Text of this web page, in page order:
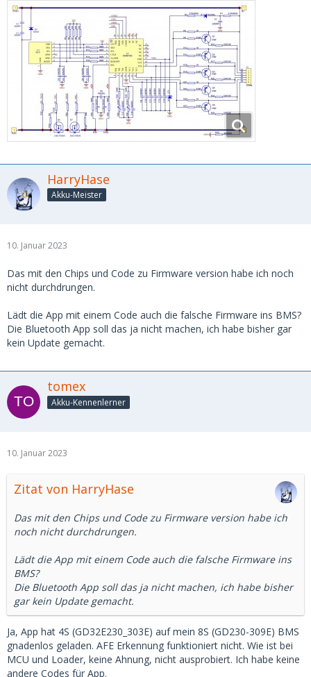
HarryHase
Akku-Meister
10. Januar 2023
Das mit den Chips und Code zu Firmware version habe ich noch
nicht durchdrungen.
Lädt die App mit einem Code auch die falsche Firmware ins BMS?
Die Bluetooth App soll das ja nicht machen, ich habe bisher gar
kein Update gemacht.
tomex
Akku-Kennenlerner
10. Januar 2023
Zitat von HarryHase
Das mit den Chips und Code zu Firmware version habe ich
noch nicht durchdrungen.
Lädt die App mit einem Code auch die falsche Firmware ins
BMS?
Die Bluetooth App soll das ja nicht machen, ich habe bisher
gar kein Update gemacht.
Ja, App hat 4S (GD32E230_303E) auf mein 8S (GD230-309E) BMS
gnadenlos geladen. AFE Erkennung funktioniert nicht. Wie ist bei
MCU und Loader, keine Ahnung, nicht ausprobiert. Ich habe keine
andere Codes für App.